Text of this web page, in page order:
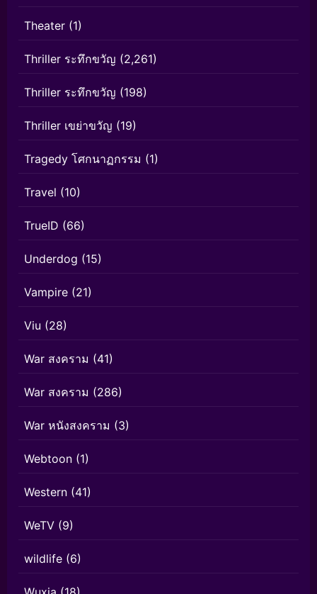
Theater (1)
Thriller ระทึกขวัญ (2,261)
Thriller ระทึกขวัญ (198)
Thriller เขย่าขวัญ (19)
Tragedy โศกนาฏกรรม (1)
Travel (10)
TrueID (66)
Underdog (15)
Vampire (21)
Viu (28)
War สงคราม (41)
War สงคราม (286)
War หนังสงคราม (3)
Webtoon (1)
Western (41)
WeTV (9)
wildlife (6)